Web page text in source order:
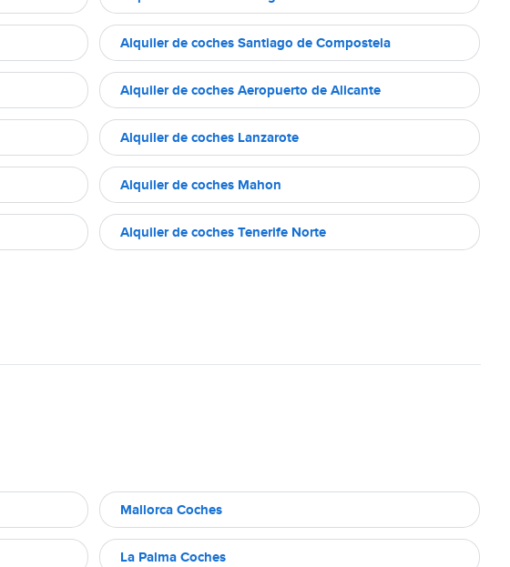
Alquiler de coches Santiago de Compostela
Alquiler de coches Aeropuerto de Alicante
Alquiler de coches Lanzarote
Alquiler de coches Mahon
Alquiler de coches Tenerife Norte
Mallorca Coches
La Palma Coches